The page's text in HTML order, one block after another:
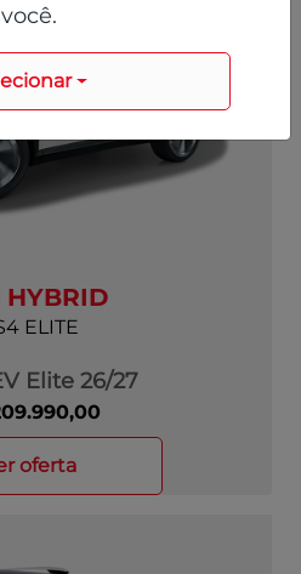
HYBRID
ELITE
Elite 26/27
oferta
você.